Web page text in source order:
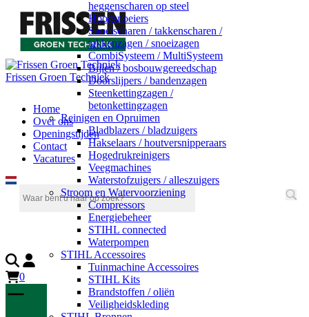
Frissen Groen Techniek
Home
Over ons
Openingstijden
Contact
Vacatures
heggenscharen op steel
Hoogsnoeiers
Snoeischaren / takkenscharen /
takkenzagen / snoeizagen
CombiSysteem / MultiSysteem
Bijlen / bosbouwgereedschap
Doorslijpers / bandenzagen
Steenkettingzagen /
betonkettingzagen
Reinigen en Opruimen
Bladblazers / bladzuigers
Hakselaars / houtversnipperaars
Hogedrukreinigers
Veegmachines
Waterstofzuigers / alleszuigers
Stroom en Watervoorziening
Compressors
Energiebeheer
STIHL connected
Waterpompen
STIHL Accessoires
Tuinmachine Accessoires
STIHL Kits
Brandstoffen / oliën
Veiligheidskleding
0